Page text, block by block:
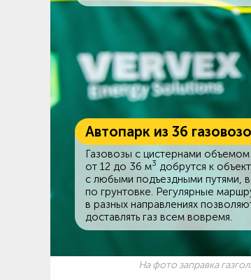
Автопарк из 36
Газовозы с цистернами объемом
от 12 до 36 м3 добрутся к
c любыми подъездными путями,
по грунтовке. Регулярные
в разных направлениях
доставлять газ всем вовремя.
На фото заправка